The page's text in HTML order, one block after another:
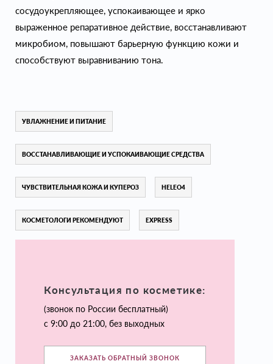
сосудоукрепляющее, успокаивающее и ярко
выраженное репаративное действие, восстанавливают
микробиом, повышают барьерную функцию кожи и
способствуют выравниванию тона.
УВЛАЖНЕНИЕ И ПИТАНИЕ
ВОССТАНАВЛИВАЮЩИЕ И УСПОКАИВАЮЩИЕ СРЕДСТВА
ЧУВСТВИТЕЛЬНАЯ КОЖА И КУПЕРОЗ HELEO4
КОСМЕТОЛОГИ РЕКОМЕНДУЮТ EXPRESS
Консультация по косметике:
(звонок по России бесплатный)
с 9:00 до 21:00, без выходных
ЗАКАЗАТЬ ОБРАТНЫЙ ЗВОНОК